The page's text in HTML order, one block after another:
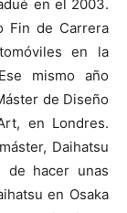
en el 2003.
Fin de Carrera
en la
mismo año
de Diseño
en Londres.
Daihatsu
de hacer unas
en Osaka